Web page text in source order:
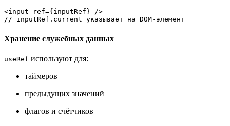
// inputRef.current указывает на DOM-элемент
Хранение служебных данных
useRef используют для:
таймеров
предыдущих значений
флагов и счётчиков